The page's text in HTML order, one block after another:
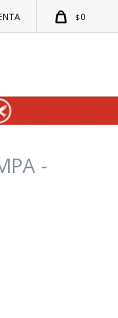
$0
-